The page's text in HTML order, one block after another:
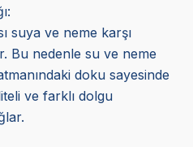
suya ve neme karşı
Bu nedenle su ve neme
doku sayesinde
ve farklı dolgu